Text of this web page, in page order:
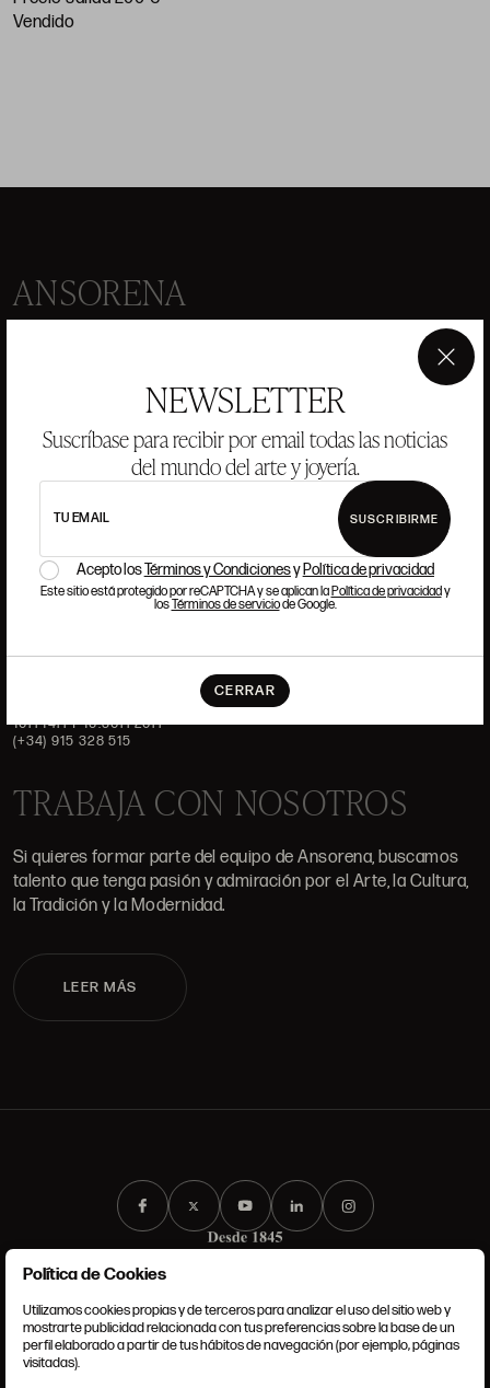
NEWSLETTER
Suscríbase para recibir por email todas las noticias
del mundo del arte y joyería.
TU EMAIL SUSCRIBIRME
Acepto losTérminos y Condicionesy Política de privacidad
Este sitio está protegido por reCAPTCHA y se aplican laPolítica de privacidady
losTérminos de serviciode Google.
CERRAR
×
vendido
ANSORENA
SUBASTAS
VALORACIONES
CONTACTO
DÓNDE ESTAMOS
10H-14H Y 16:30H-20H
(+34) 915 328 515
TRABAJA CON NOSOTROS
Si quieres formar parte del equipo de Ansorena, buscamos
talento que tenga pasión y admiración por el Arte, la Cultura,
la Tradición y la Modernidad.
LEER MÁS
CONDICIONES GENERALES
Política de Cookies
Utilizamos cookies propias y de terceros para analizar el uso del sitio web y
mostrarte publicidad relacionada con tus preferencias sobre la base de un
perfil elaborado a partir de tus hábitos de navegación (por ejemplo, páginas
visitadas).